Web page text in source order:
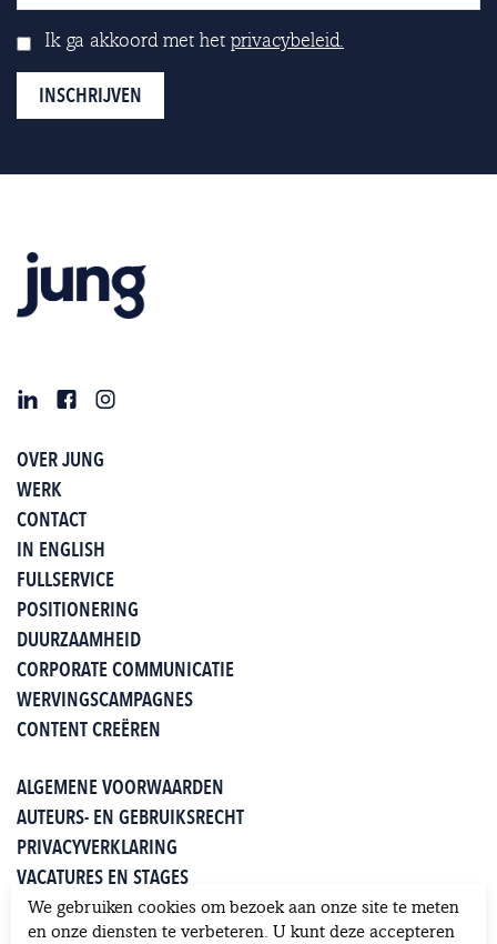
Ik ga akkoord met het privacybeleid.
OVER JUNG
WERK
CONTACT
IN ENGLISH
FULLSERVICE
POSITIONERING
DUURZAAMHEID
CORPORATE COMMUNICATIE
WERVINGSCAMPAGNES
CONTENT CREËREN
ALGEMENE VOORWAARDEN
AUTEURS- EN GEBRUIKSRECHT
PRIVACYVERKLARING
VACATURES EN STAGES
WHITEPAPERS
KLANTEN OVER JUNG
We gebruiken cookies om bezoek aan onze site te meten
en onze diensten te verbeteren. U kunt deze accepteren